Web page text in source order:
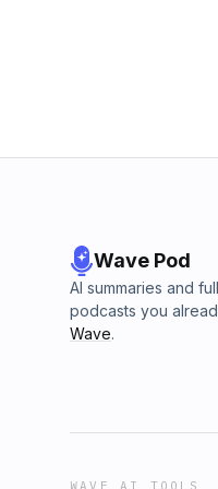
Wave Pod
AI summaries and
podcasts you
Wave.
WAVE AI TOOLS